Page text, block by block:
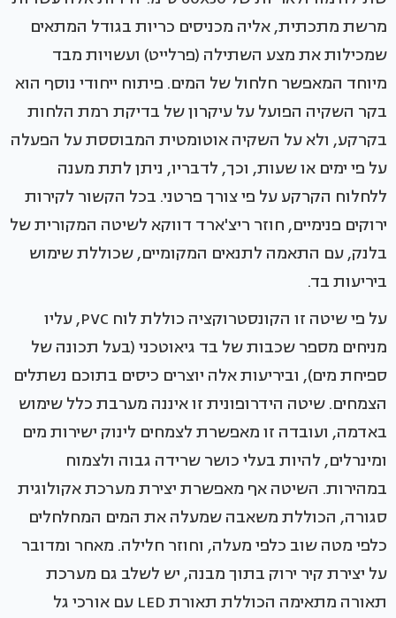
מרשת מתכתית, אליה מכניסים כריות בגודל המתאים
שמכילות את מצע השתילה (פרלייט) ועשויות מבד
מיוחד המאפשר חלחול של המים. פיתוח ייחודי נוסף הוא
בקר השקיה הפועל על עיקרון של בדיקת רמת הלחות
בקרקע, ולא על השקיה אוטומטית המבוססת על הפעלה
על פי ימים או שעות, וכך, לדבריו, ניתן לתת מענה
ללחלוח הקרקע על פי צורך פרטני. בכל הקשור לקירות
ירוקים פנימיים, חוזר ריצ'ארד דווקא לשיטה המקורית של
בלנק, עם התאמה לתנאים המקומיים, שכוללת שימוש
ביריעות בד.
על פי שיטה זו הקונסטרוקציה כוללת לוח PVC, עליו
מניחים מספר שכבות של בד גיאוטכני (בעל תכונה של
ספיחת מים), וביריעות אלה יוצרים כיסים בתוכם נשתלים
הצמחים. שיטה הידרופונית זו איננה מערבת כלל שימוש
באדמה, ועובדה זו מאפשרת לצמחים לינוק ישירות מים
ומינרלים, להיות בעלי כושר שרידה גבוה ולצמוח
במהירות. השיטה אף מאפשרת יצירת מערכת אקולוגית
סגורה, הכוללת משאבה שמעלה את המים המחלחלים
כלפי מטה שוב כלפי מעלה, וחוזר חלילה. מאחר ומדובר
על יצירת קיר ירוק בתוך מבנה, יש לשלב גם מערכת
תאורה מתאימה הכוללת תאורת LED עם אורכי גל